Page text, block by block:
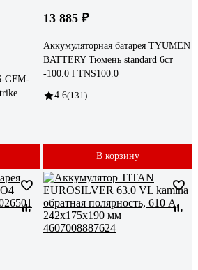
GFM-
13 885 ₽
Аккумуляторная батарея TYUMEN
BATTERY Тюмень standard 6ст
-100.0 l TNS100.0
4.6(131)
В корзину